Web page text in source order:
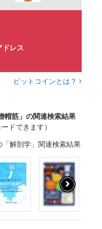
ドレス
ビットコインとは？
帽筋」の関連検索結果
ドできます）
「解剖学」関連検索結果